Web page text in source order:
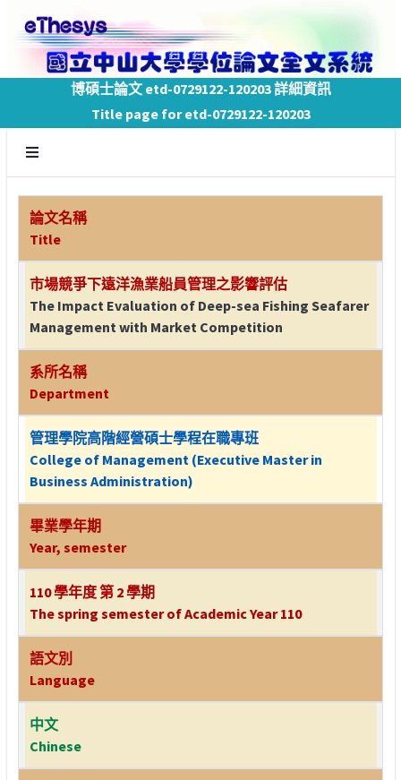
博碩士論文 etd-0729122-120203 詳細資訊
Title page for etd-0729122-120203
論文名稱
Title
市場競爭下遠洋漁業船員管理之影響評估
The Impact Evaluation of Deep-sea Fishing Seafarer
Management with Market Competition
系所名稱
Department
管理學院高階經營碩士學程在職專班
College of Management (Executive Master in
Business Administration)
畢業學年期
Year, semester
110 學年度 第 2 學期
The spring semester of Academic Year 110
語文別
Language
中文
Chinese